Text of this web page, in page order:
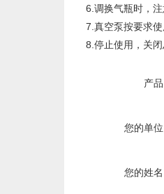
6.调换气瓶时，
7.真空泵按要求
8.停止使用，关
产
您的单
您的姓